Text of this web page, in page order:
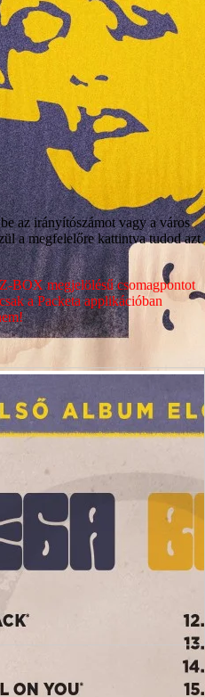
az irányítószámot vagy a város
a megfelelőre kattintva tudod azt
BOX megjelölésű csomagpontot
a Packeta applikációban